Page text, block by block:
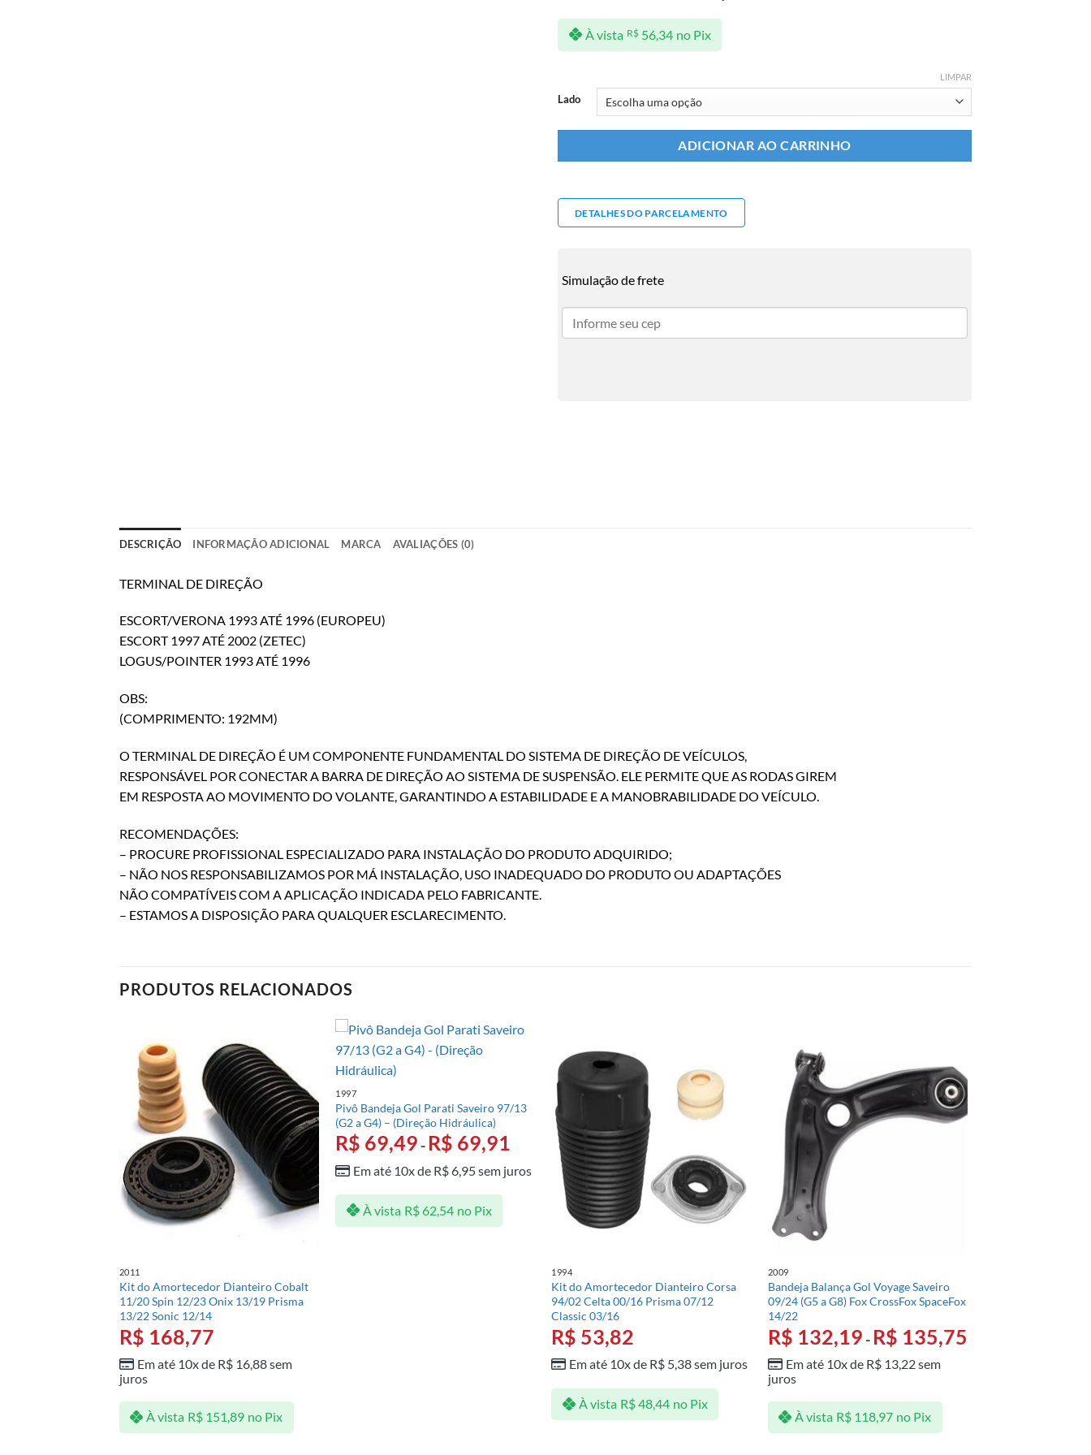
À vista R$56,34 no Pix
Lado
LIMPAR
ADICIONAR AO CARRINHO
DETALHES DO PARCELAMENTO
Simulação de frete
DESCRIÇÃO INFORMAÇÃO ADICIONAL MARCA AVALIAÇÕES (0)
TERMINAL DE DIREÇÃO
ESCORT/VERONA 1993 ATÉ 1996 (EUROPEU)
ESCORT 1997 ATÉ 2002 (ZETEC)
LOGUS/POINTER 1993 ATÉ 1996
OBS:
(COMPRIMENTO: 192MM)
O TERMINAL DE DIREÇÃO É UM COMPONENTE FUNDAMENTAL DO SISTEMA DE DIREÇÃO DE VEÍCULOS,
RESPONSÁVEL POR CONECTAR A BARRA DE DIREÇÃO AO SISTEMA DE SUSPENSÃO. ELE PERMITE QUE AS RODAS GIREM
EM RESPOSTA AO MOVIMENTO DO VOLANTE, GARANTINDO A ESTABILIDADE E A MANOBRABILIDADE DO VEÍCULO.
RECOMENDAÇÕES:
– PROCURE PROFISSIONAL ESPECIALIZADO PARA INSTALAÇÃO DO PRODUTO ADQUIRIDO;
– NÃO NOS RESPONSABILIZAMOS POR MÁ INSTALAÇÃO, USO INADEQUADO DO PRODUTO OU ADAPTAÇÕES
NÃO COMPATÍVEIS COM A APLICAÇÃO INDICADA PELO FABRICANTE.
– ESTAMOS A DISPOSIÇÃO PARA QUALQUER ESCLARECIMENTO.
PRODUTOS RELACIONADOS
2011
Kit do Amortecedor Dianteiro Cobalt
11/20 Spin 12/23 Onix 13/19 Prisma
13/22 Sonic 12/14
R$ 168,77
Em até 10x de R$16,88sem
juros
À vista R$ 151,89 no Pix
1997
Pivô Bandeja Gol Parati Saveiro 97/13
(G2 a G4) – (Direção Hidráulica)
R$ 69,49 - R$ 69,91
Em até 10x de R$ 6,95sem juros
À vista R$62,54 no Pix
1994
Kit do Amortecedor Dianteiro Corsa
94/02 Celta 00/16 Prisma 07/12
Classic 03/16
R$ 53,82
Em até 10x de R$ 5,38sem juros
À vista R$48,44 no Pix
2009
Bandeja Balança Gol Voyage Saveiro
09/24 (G5 a G8) Fox CrossFox SpaceFox
14/22
R$ 132,19 - R$ 135,75
Em até 10x de R$13,22sem
juros
À vista R$ 118,97 no Pix